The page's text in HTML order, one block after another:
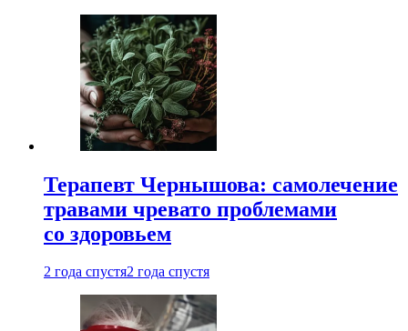
Терапевт Чернышова: самолечение
травами чревато проблемами
со здоровьем
2 года спустя2 года спустя